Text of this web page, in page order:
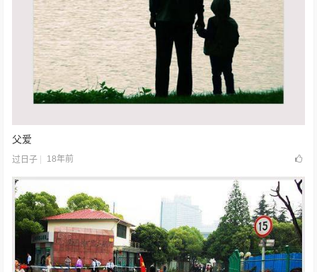
父爱
过日子 18年前